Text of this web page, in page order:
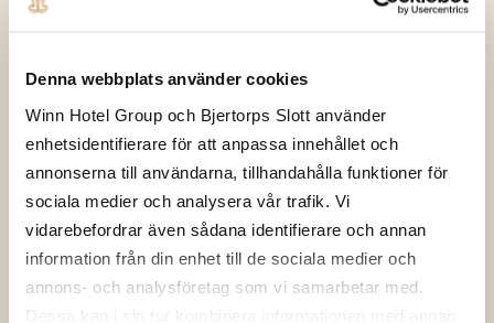
Denna webbplats använder cookies
Winn Hotel Group och Bjertorps Slott använder
enhetsidentifierare för att anpassa innehållet och
annonserna till användarna, tillhandahålla funktioner för
sociala medier och analysera vår trafik. Vi
vidarebefordrar även sådana identifierare och annan
information från din enhet till de sociala medier och
annons- och analysföretag som vi samarbetar med.
Park Room